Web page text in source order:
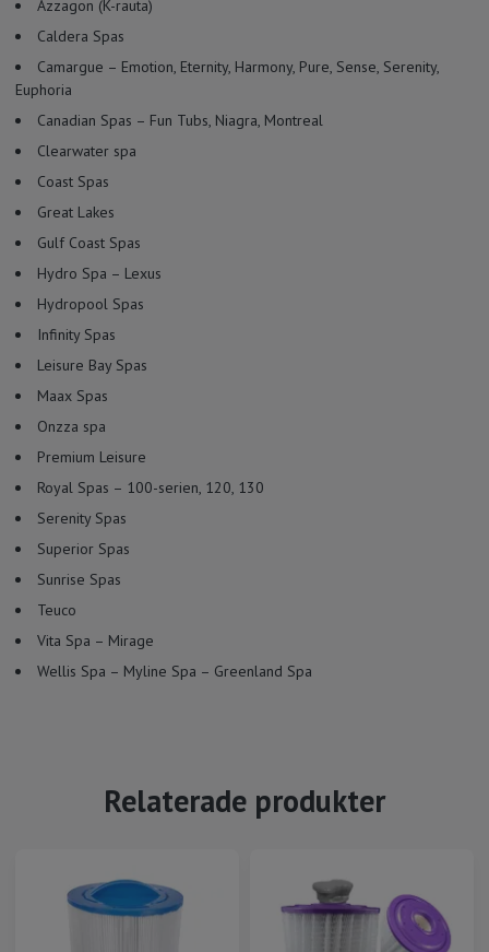
Azzagon (K-rauta)
Caldera Spas
Camargue – Emotion, Eternity, Harmony, Pure, Sense, Serenity,
Euphoria
Canadian Spas – Fun Tubs, Niagra, Montreal
Clearwater spa
Coast Spas
Great Lakes
Gulf Coast Spas
Hydro Spa – Lexus
Hydropool Spas
Infinity Spas
Leisure Bay Spas
Maax Spas
Onzza spa
Premium Leisure
Royal Spas – 100-serien, 120, 130
Serenity Spas
Superior Spas
Sunrise Spas
Teuco
Vita Spa – Mirage
Wellis Spa – Myline Spa – Greenland Spa
Relaterade produkter